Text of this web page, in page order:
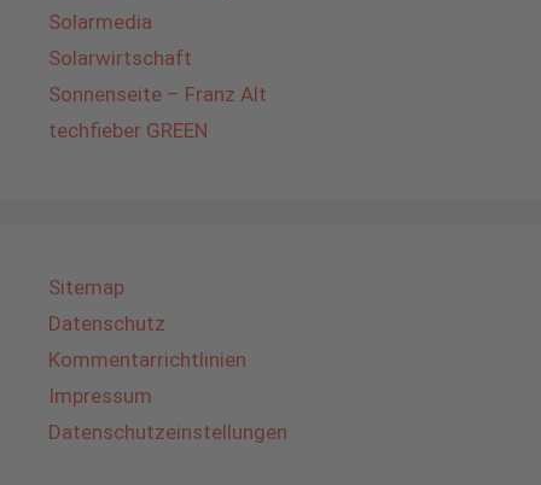
Solarmedia
Solarwirtschaft
Sonnenseite – Franz Alt
techfieber GREEN
Sitemap
Datenschutz
Kommentarrichtlinien
Impressum
Datenschutzeinstellungen